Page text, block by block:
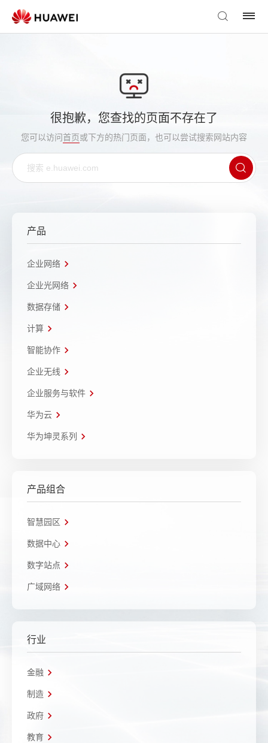
很抱歉，您查找的页面不存在了
您可以访问首页或下方的热门页面，也可以尝试搜索网站内容
产品
企业网络
企业光网络
数据存储
计算
智能协作
企业无线
企业服务与软件
华为云
华为坤灵系列
产品组合
智慧园区
数据中心
数字站点
广域网络
行业
金融
制造
政府
教育